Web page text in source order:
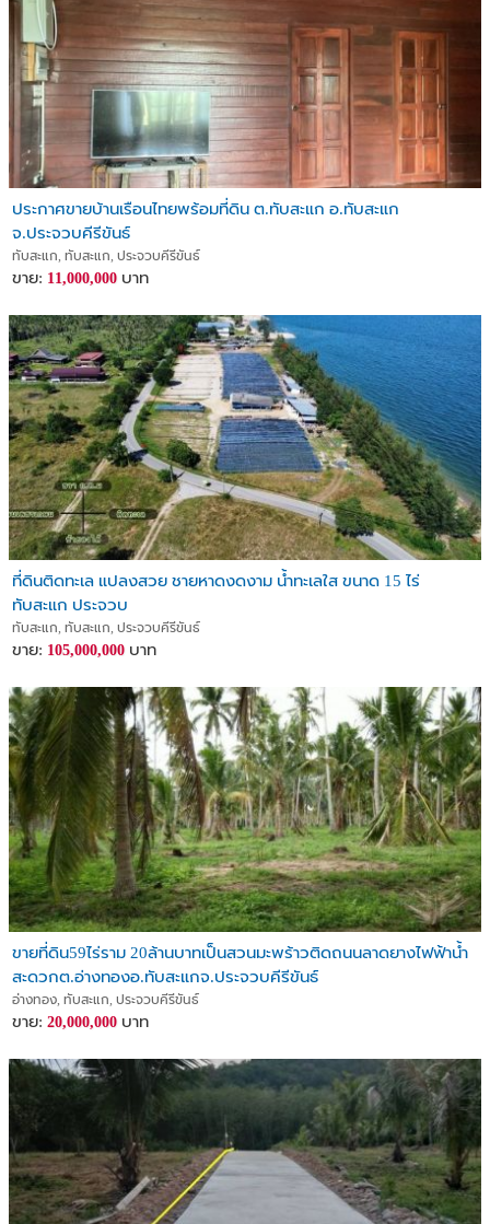
ประกาศขายบ้านเรือนไทยพร้อมที่ดิน ต.ทับสะแก อ.ทับสะแก
จ.ประจวบคีรีขันธ์
ทับสะแก, ทับสะแก, ประจวบคีรีขันธ์
ขาย: 11,000,000 บาท
ที่ดินติดทะเล แปลงสวย ชายหาดงดงาม น้ำทะเลใส ขนาด 15 ไร่
ทับสะแก ประจวบ
ทับสะแก, ทับสะแก, ประจวบคีรีขันธ์
ขาย: 105,000,000 บาท
ขายที่ดิน59ไร่ราม 20ล้านบาทเป็นสวนมะพร้าวติดถนนลาดยางไฟฟ้าน้ำ
สะดวกต.อ่างทองอ.ทับสะแกจ.ประจวบคีรีขันธ์
อ่างทอง, ทับสะแก, ประจวบคีรีขันธ์
ขาย: 20,000,000 บาท